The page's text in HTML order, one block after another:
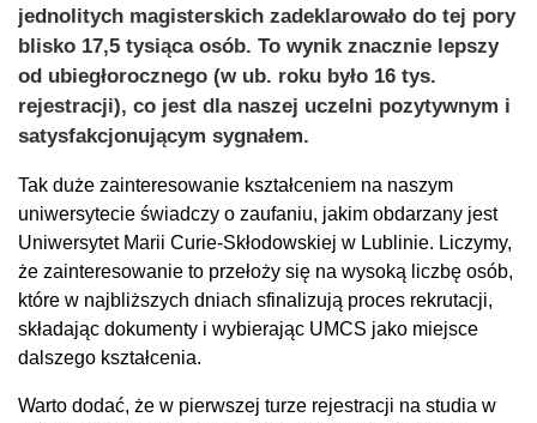
jednolitych magisterskich zadeklarowało do tej pory
blisko 17,5 tysiąca osób. To wynik znacznie lepszy
od ubiegłorocznego (w ub. roku było 16 tys.
rejestracji), co jest dla naszej uczelni pozytywnym i
satysfakcjonującym sygnałem.
Tak duże zainteresowanie kształceniem na naszym
uniwersytecie świadczy o zaufaniu, jakim obdarzany jest
Uniwersytet Marii Curie-Skłodowskiej w Lublinie. Liczymy,
że zainteresowanie to przełoży się na wysoką liczbę osób,
które w najbliższych dniach sfinalizują proces rekrutacji,
składając dokumenty i wybierając UMCS jako miejsce
dalszego kształcenia.
Warto dodać, że w pierwszej turze rejestracji na studia w